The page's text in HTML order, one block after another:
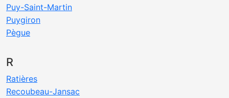
Puy-Saint-Martin
Puygiron
Pègue
R
Ratières
Recoubeau-Jansac